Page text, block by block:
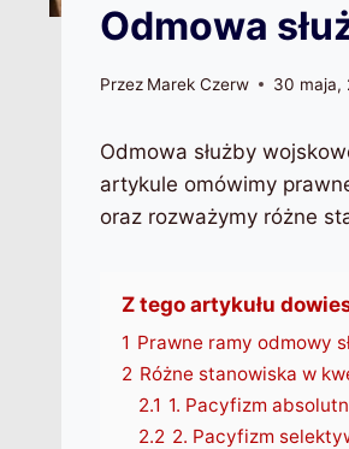
Odmowa
Przez Marek Czerw 30 maja,
Odmowa służby
artykule omówimy
oraz rozważymy różne
Z tego artykułu
1 Prawne ramy odmowy
2 Różne stanowiska w
2.1 1. Pacyfizm
2.2 2. Pacyfizm